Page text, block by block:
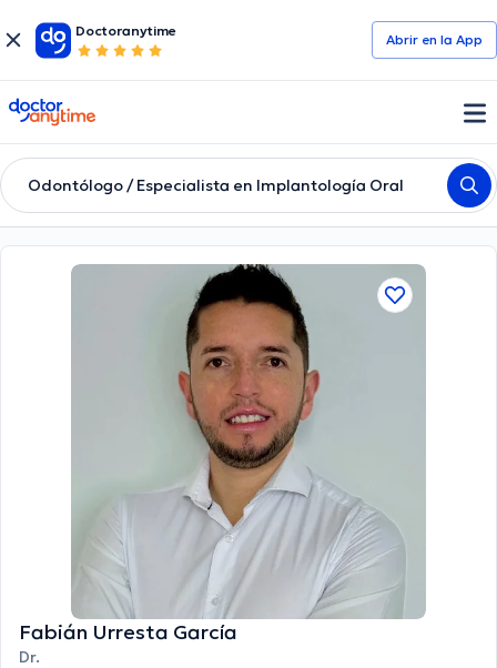
Doctoranytime
Abrir en la App
doctoranytime
Odontólogo / Especialista en Implantología Oral
Fabián Urresta García
Dr.